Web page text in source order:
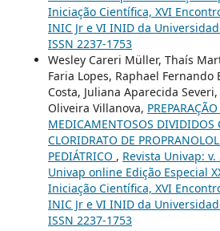
Iniciação Científica, XVI
INIC Jr e VI INID da
ISSN 2237-1753
Wesley Careri Müller, Thaís
Faria Lopes, Raphael
Costa, Juliana Aparecida
Oliveira Villanova,
MEDICAMENTOSOS DIVIDIDOS
CLORIDRATO DE
PEDIÁTRICO , Revista Univap: v.
Univap online Edição Especial
Iniciação Científica, XVI
INIC Jr e VI INID da
ISSN 2237-1753